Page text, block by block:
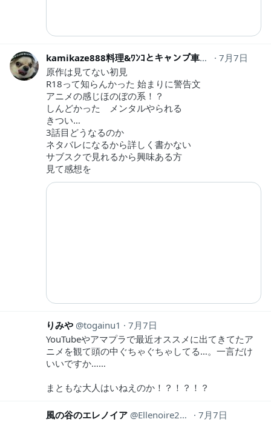
kamikaze888料理&ﾜﾝｺとキャンプ車中泊
7月7日
原作は見てない初見
R18って知らんかった 始まりに警告文
アニメの感じほのぼの系！？
しんどかった メンタルやられる
きつい…
3話目どうなるのか
ネタバレになるから詳しく書かない
サブスクで見れるから興味ある方
見て感想を
りみや togainu1
7月7日
YouTubeやアマプラで最近オススメに出てきてたア
ニメを観て頭の中ぐちゃぐちゃしてる…。一言だけ
いいですか……
まともな大人はいねえのか！？！？！？
風の谷のエレノイア Ellenoire2017
7月7日